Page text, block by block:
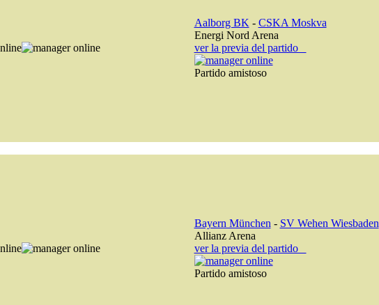
Aalborg BK - CSKA Moskva
Energi Nord Arena
ver la previa del partido
Partido amistoso
Bayern München - SV Wehen Wiesbaden
Allianz Arena
ver la previa del partido
Partido amistoso